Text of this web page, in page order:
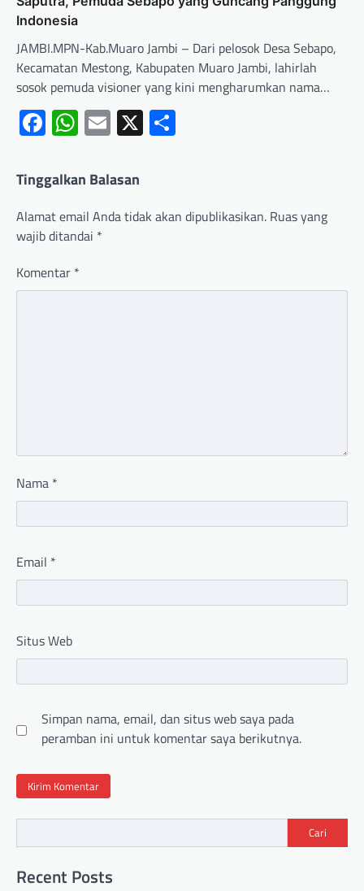
Indonesia
JAMBI.MPN-Kab.Muaro Jambi – Dari pelosok Desa Sebapo,
Kecamatan Mestong, Kabupaten Muaro Jambi, lahirlah
sosok pemuda visioner yang kini mengharumkan nama…
Facebook
WhatsApp
Email
X
Tinggalkan Balasan
Alamat email Anda tidak akan dipublikasikan. Ruas yang
wajib ditandai *
Komentar *
Nama *
Email *
Situs Web
Simpan nama, email, dan situs web saya pada
peramban ini untuk komentar saya berikutnya.
Cari
Recent Posts